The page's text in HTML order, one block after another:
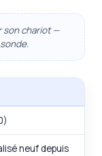
son chariot —
neuf depuis